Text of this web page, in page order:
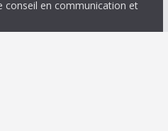
conseil en communication et